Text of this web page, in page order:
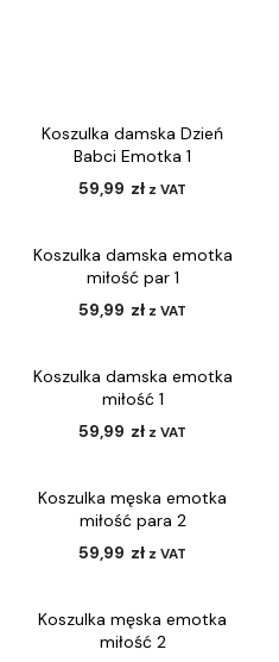
Koszulka damska Dzień
Babci Emotka 1
59,99 zł z VAT
Koszulka damska emotka
miłość par 1
59,99 zł z VAT
Koszulka damska emotka
miłość 1
59,99 zł z VAT
Koszulka męska emotka
miłość para 2
59,99 zł z VAT
Koszulka męska emotka
miłość 2